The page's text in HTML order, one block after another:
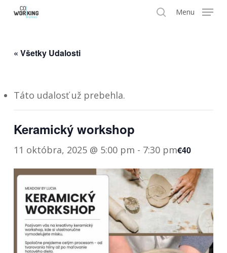
content
Menu
« Všetky Udalosti
Táto udalosť už prebehla.
Keramický workshop
11 októbra, 2025 @ 5:00 pm - 7:30 pm€40